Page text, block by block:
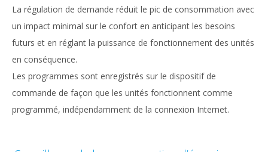
La régulation de demande réduit le pic de consommation avec
un impact minimal sur le confort en anticipant les besoins
futurs et en réglant la puissance de fonctionnement des unités
en conséquence.
Les programmes sont enregistrés sur le dispositif de
commande de façon que les unités fonctionnent comme
programmé, indépendamment de la connexion Internet.